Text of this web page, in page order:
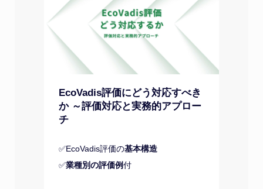
EcoVadis評価にどう対応すべき
か ～評価対応と実務的アプロー
チ
✅EcoVadis評価の基本構造
✅業種別の評価例付